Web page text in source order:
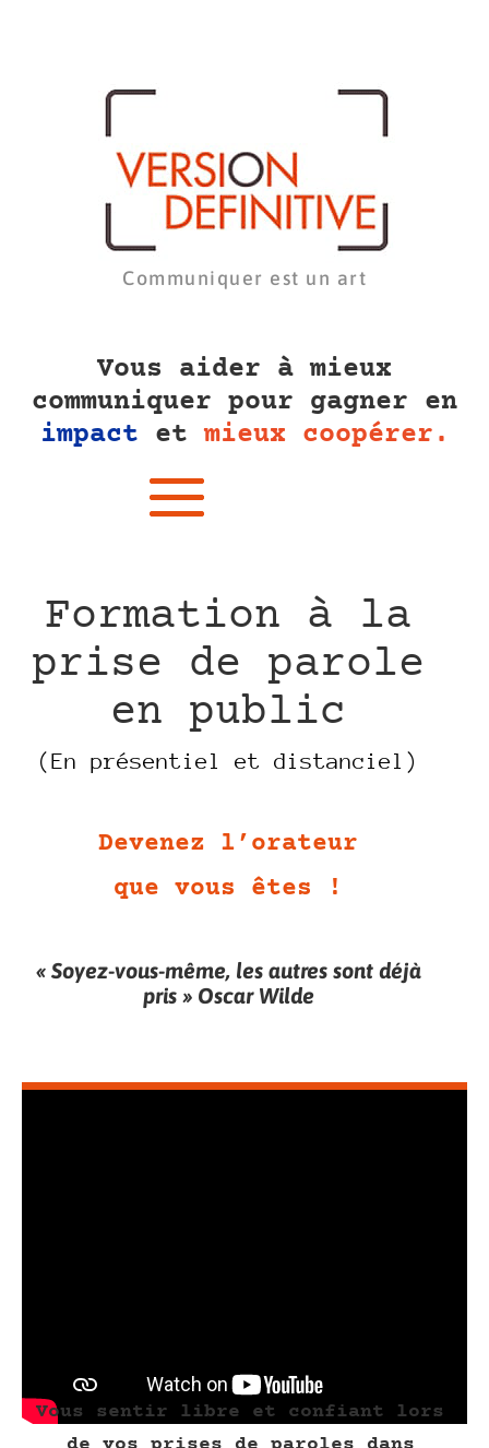
Communiquer est un art
Vous aider à mieux
communiquer pour gagner en
impact etmieux coopérer.
Formation à la
prise de parole
en public
(En présentiel et distanciel)
Devenez l’orateur
que vous êtes !
« Soyez-vous-même, les autres sont déjà
pris » Oscar Wilde
Vous sentir libre et confiant lors